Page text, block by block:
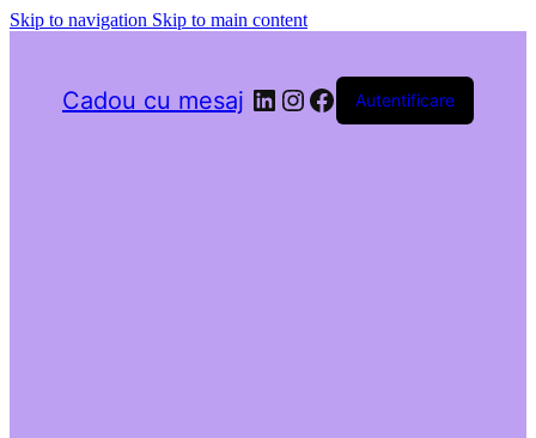
Skip to navigation Skip to main content
Cadou cu mesaj LinkedIn
Instagram
Facebook
Autentificare